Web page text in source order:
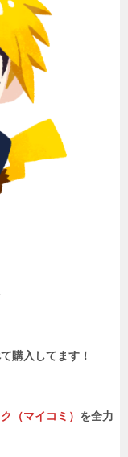
購入してます！
（マイコミ） を全力